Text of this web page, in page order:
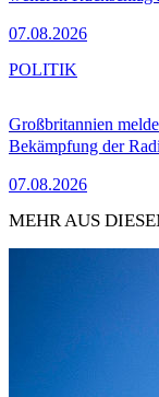
07.08.2026
Großbritannien
Bekämpfung der
07.08.2026
POLITIK
MEHR AUS